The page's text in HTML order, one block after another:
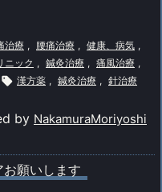
治療 , 腰痛治療 , 健康、病気 ,
ニック , 鍼灸治療 , 痛風治療 ,
 漢方薬 , 鍼灸治療 , 針治療
by NakamuraMoriyoshi
願いします